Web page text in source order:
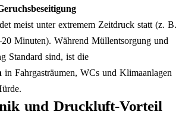
meist unter extremem Zeitdruck statt (z. B.
Minuten). Während Müllentsorgung und
Standard sind, ist die
in Fahrgasträumen, WCs und Klimaanlagen
und Druckluft-Vorteil